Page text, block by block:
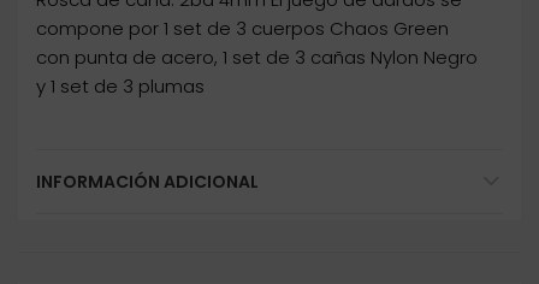
compone por 1 set de 3 cuerpos Chaos Green
con punta de acero, 1 set de 3 cañas Nylon Negro
y 1 set de 3 plumas
INFORMACIÓN ADICIONAL